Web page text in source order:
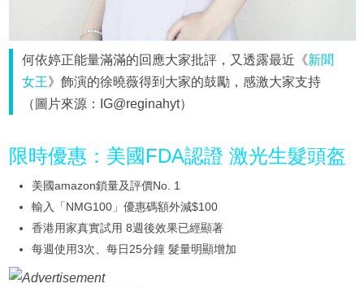
何依婷正能量滿滿的回應大家批評，又透露最近《新聞
女王》飾演的徐曉薇得到大家的鼓勵，感激大家支持
（圖片來源：IG@reginahyt）
限時優惠：美國FDA認證 激光生髮頭盔
美國amazon鎖量及評價No. 1
輸入「NMG100」優惠碼額外減$100
香港用家真實試用 8週後效果已經顯著
每週使用3次、每日25分鐘 髮量明顯增加